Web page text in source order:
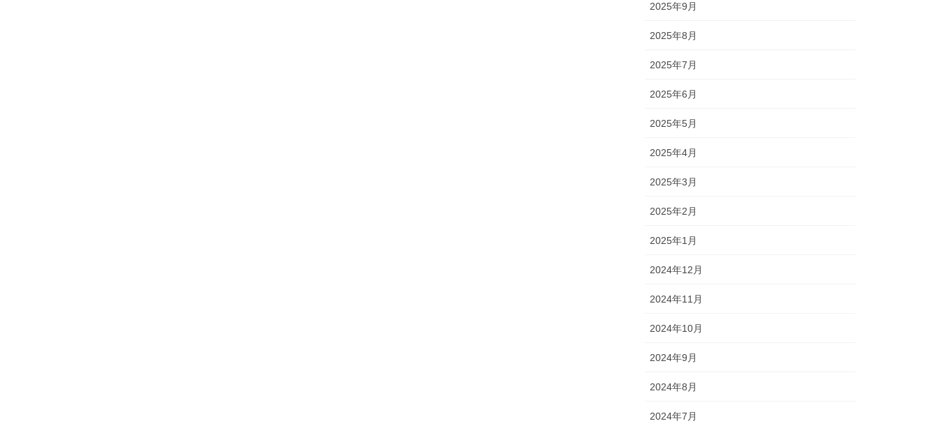
2025年9月
2025年8月
2025年7月
2025年6月
2025年5月
2025年4月
2025年3月
2025年2月
2025年1月
2024年12月
2024年11月
2024年10月
2024年9月
2024年8月
2024年7月